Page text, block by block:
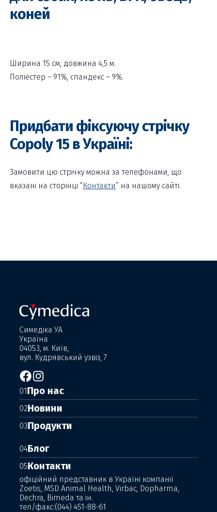
коней
Ширина 15 см, довжина 4,5 м.
Поліестер – 91%, спандекс – 9%.
Придбати фіксуючу стрічку
Copoly 15 в Україні:
Замовити цю стрічку можна за телефонами, що
вказані на сторінці “Контакти” на нашому сайті.
Симедіка УА
Україна
04053, м. Київ,
вул. Кудрявський узвіз, 7
01Про нас
02Новини
03Продукти
04Блог
05Контакти
офіційний представник в Україні компанії
Zoetis, MSD Animal Health, Virbac, Dopharma,
Dechra, Bimeda та ін.
тел/факс:(044) 451-88-61